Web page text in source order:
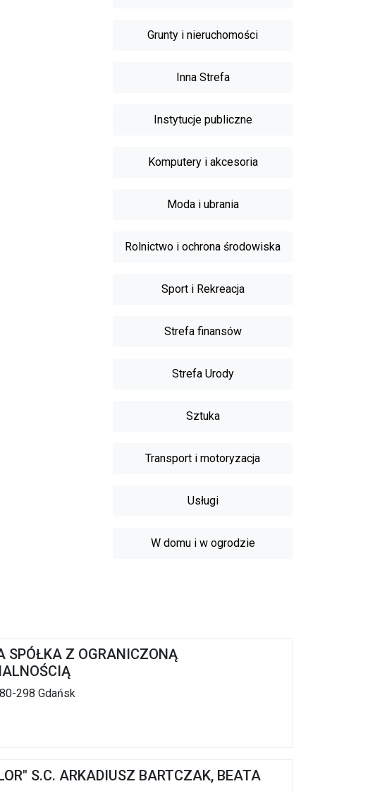
Grunty i nieruchomości
Inna Strefa
Instytucje publiczne
Komputery i akcesoria
Moda i ubrania
Rolnictwo i ochrona środowiska
Sport i Rekreacja
Strefa finansów
Strefa Urody
Sztuka
Transport i motoryzacja
Usługi
W domu i w ogrodzie
SPÓŁKA Z OGRANICZONĄ
298 Gdańsk
S.C. ARKADIUSZ BARTCZAK, BEATA